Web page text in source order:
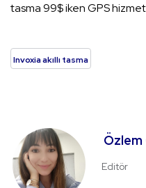
tasma 99$ iken GPS
Invoxia akıllı tasma
Editör